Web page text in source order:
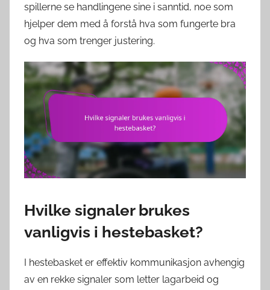
spillerne se handlingene sine i sanntid, noe som
hjelper dem med å forstå hva som fungerte bra
og hva som trenger justering.
Hvilke signaler brukes
vanligvis i hestebasket?
I hestebasket er effektiv kommunikasjon avhengig
av en rekke signaler som letter lagarbeid og